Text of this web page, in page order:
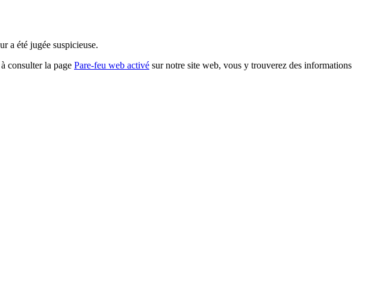
a été jugée suspicieuse.
consulter la page Pare-feu web activé sur notre site web, vous y trouverez des informations